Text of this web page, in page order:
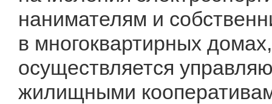
нанимателям и
в многоквартирных
осуществляется
жилищными